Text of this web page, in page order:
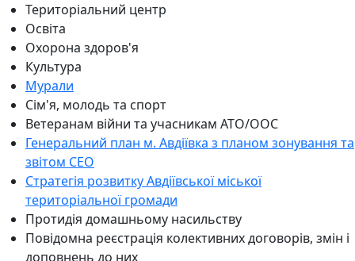
Територіальний центр
Освіта
Охорона здоров'я
Культура
Мурали
Сім'я, молодь та спорт
Ветеранам війни та учасникам АТО/ООС
Генеральний план м. Авдіївка з планом зонування та
звітом СЕО
Стратегія розвитку Авдіївської міської
територіальної громади
Протидія домашньому насильству
Повідомна реєстрація колективних договорів, змін і
доповнень до них